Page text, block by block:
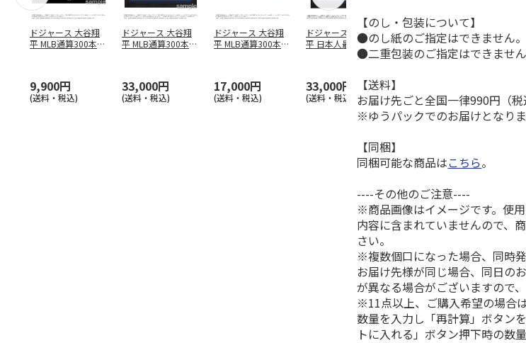
ドジャース 大谷翔
平 MLB通算300本塁
9,900円
(送料・税込)
ドジャース 大谷翔
平 MLB通算300本塁
33,000円
(送料・税込)
ドジャース 大谷翔
平 MLB通算300本塁
17,000円
(送料・税込)
ドジャース 大谷翔
平 日本人最多53試
合連続出塁記念 ダ
33,000円
(送料・税込)
MLB ドジャース 大
谷翔平 2026 NL 3・
4月投手…
(送料・税込)
ドジャー
平 日本人
合連続出
(送料・
【のし・包装について】
●のし紙のご指定はできません。
●二重包装のご指定はできません
【送料】
お届け先ごと全国一律990円（税
※ゆうパックでのお届けとなりま
【同梱】
同梱可能な商品はこちら。
----その他のご注意----
※商品画像はイメージです。使
内容に含まれていませんので、
さい。
※複数個口になった場合、同時
お届け先様が同じ場合、同日の
が異なる場合がございますので
※11点以上、ご購入希望の場合
数量を入力し「再計算」ボタン
トに入れる」ボタン押下時の数